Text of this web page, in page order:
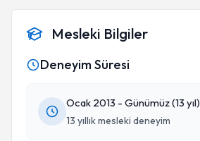
Mesleki Bilgiler
Deneyim Süresi
Ocak 2013 - Günümüz (13 yıl)
13 yıllık mesleki deneyim